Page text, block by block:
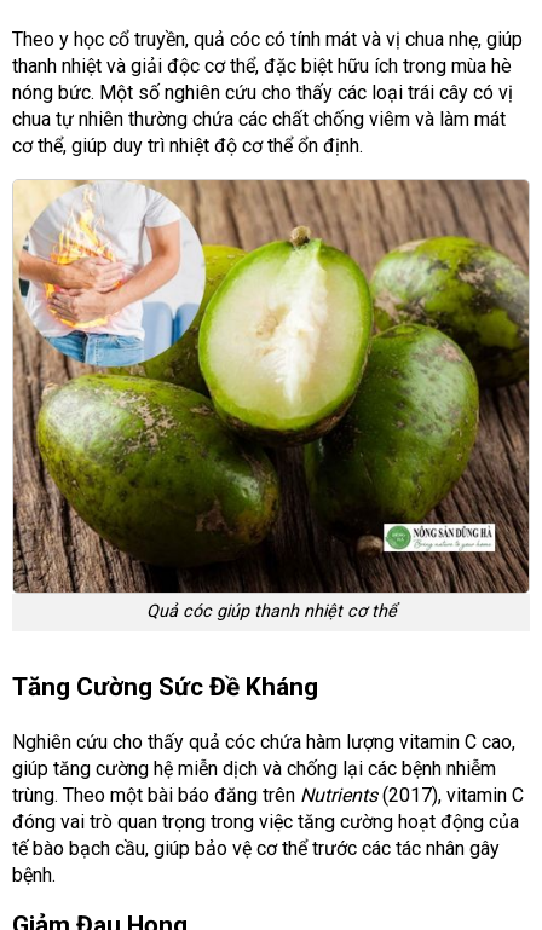
Theo y học cổ truyền, quả cóc có tính mát và vị chua nhẹ, giúp
thanh nhiệt và giải độc cơ thể, đặc biệt hữu ích trong mùa hè
nóng bức. Một số nghiên cứu cho thấy các loại trái cây có vị
chua tự nhiên thường chứa các chất chống viêm và làm mát
cơ thể, giúp duy trì nhiệt độ cơ thể ổn định.
Quả cóc giúp thanh nhiệt cơ thể
Tăng Cường Sức Đề Kháng
Nghiên cứu cho thấy quả cóc chứa hàm lượng vitamin C cao,
giúp tăng cường hệ miễn dịch và chống lại các bệnh nhiễm
trùng. Theo một bài báo đăng trên Nutrients(2017), vitamin C
đóng vai trò quan trọng trong việc tăng cường hoạt động của
tế bào bạch cầu, giúp bảo vệ cơ thể trước các tác nhân gây
bệnh.